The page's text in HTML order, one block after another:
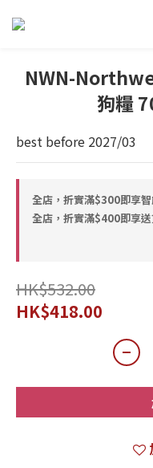
NWN-
狗糧
best before 2027/03
全店，折實滿$300即享
全店，折實滿$400即享
HK$532.00
HK$418.00